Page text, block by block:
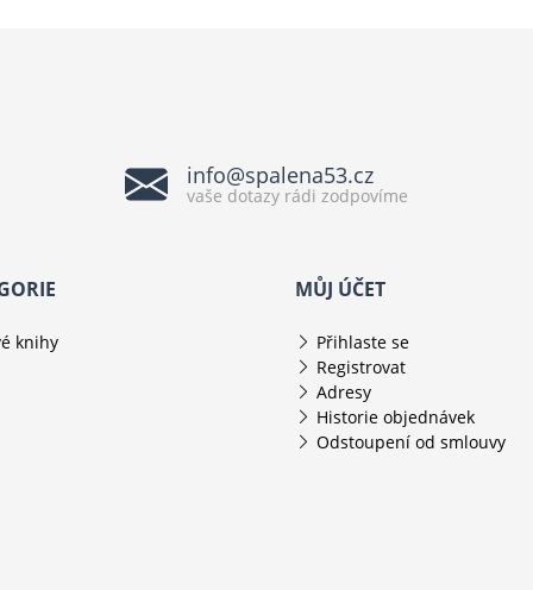
info@spalena53.cz
vaše dotazy rádi zodpovíme
knihy
MŮJ ÚČET
Přihlaste se
Registrovat
Adresy
Historie objednávek
Odstoupení od smlouvy